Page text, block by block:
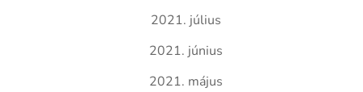
2021. július
2021. június
2021. május